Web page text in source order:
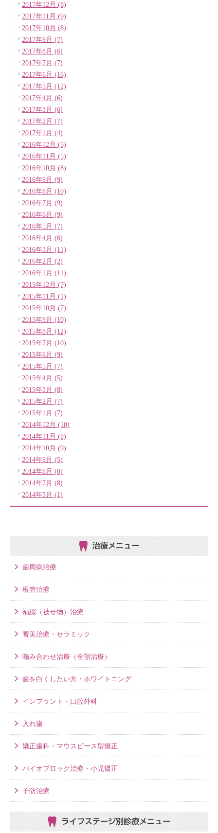
2017年12月 (8)
2017年11月 (9)
2017年10月 (8)
2017年9月 (7)
2017年8月 (6)
2017年7月 (7)
2017年6月 (16)
2017年5月 (12)
2017年4月 (6)
2017年3月 (6)
2017年2月 (7)
2017年1月 (4)
2016年12月 (5)
2016年11月 (5)
2016年10月 (8)
2016年9月 (9)
2016年8月 (10)
2016年7月 (9)
2016年6月 (9)
2016年5月 (7)
2016年4月 (6)
2016年3月 (11)
2016年2月 (2)
2016年1月 (11)
2015年12月 (7)
2015年11月 (1)
2015年10月 (7)
2015年9月 (10)
2015年8月 (12)
2015年7月 (10)
2015年6月 (9)
2015年5月 (7)
2015年4月 (5)
2015年3月 (8)
2015年2月 (7)
2015年1月 (7)
2014年12月 (10)
2014年11月 (8)
2014年10月 (9)
2014年9月 (5)
2014年8月 (8)
2014年7月 (8)
2014年5月 (1)
治療メニュー
歯周病治療
根管治療
補綴（被せ物）治療
審美治療・セラミック
噛み合わせ治療（全顎治療）
歯を白くしたい方・ホワイトニング
インプラント・口腔外科
入れ歯
矯正歯科・マウスピース型矯正
バイオブロック治療・小児矯正
予防治療
ライフステージ別 診療メニュー